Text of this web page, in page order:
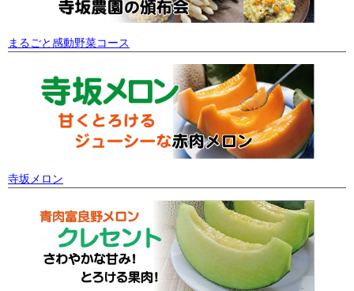
まるごと感動野菜コース
寺坂メロン